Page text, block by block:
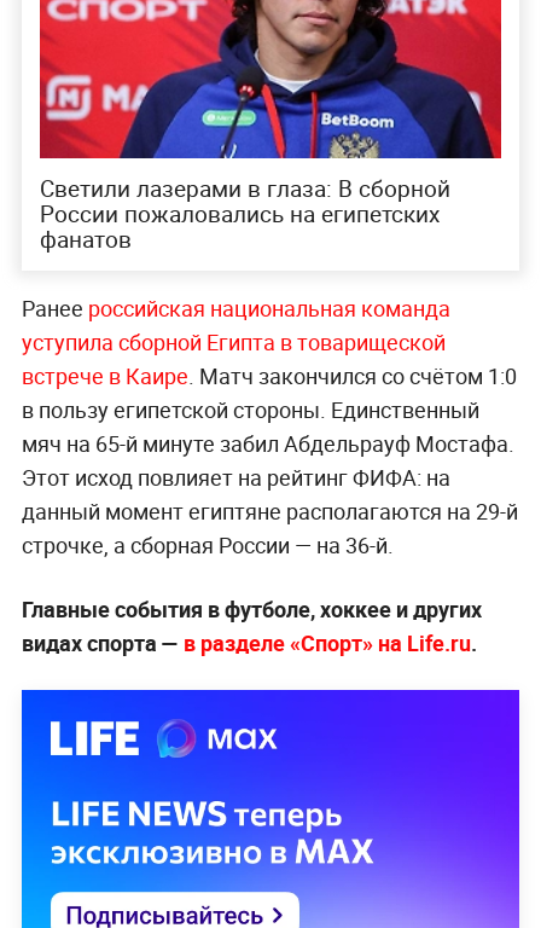
Светили лазерами в глаза: В сборной
России пожаловались на египетских
фанатов
Ранее российская национальная команда
уступила сборной Египта в товарищеской
встрече в Каире. Матч закончился со счётом 1:0
в пользу египетской стороны. Единственный
мяч на 65-й минуте забил Абдельрауф Мостафа.
Этот исход повлияет на рейтинг ФИФА: на
данный момент египтяне располагаются на 29-й
строчке, а сборная России — на 36-й.
Главные события в футболе, хоккее и других
видах спорта — в разделе «Спорт» на Life.ru.